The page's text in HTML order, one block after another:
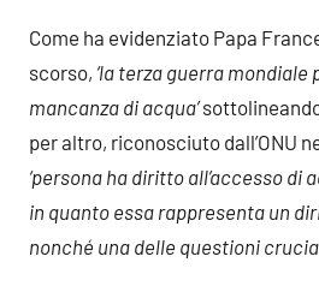
Come ha evidenziato Papa
scorso, ‘la terza guerra
mancanza di acqua’
per altro, riconosciuto dall’ONU
‘persona ha diritto all’accesso di
in quanto essa rappresenta un
nonché una delle questioni